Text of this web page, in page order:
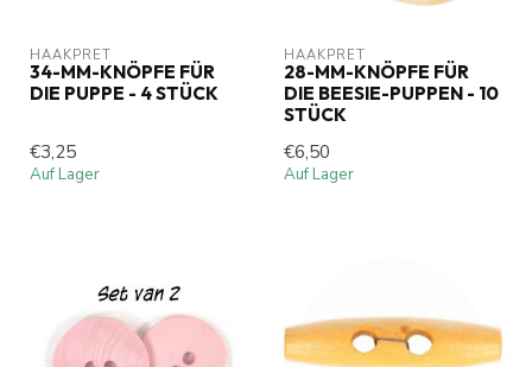
HAAKPRET
34-MM-KNÖPFE FÜR
DIE PUPPE - 4 STÜCK
€3,25
Auf Lager
HAAKPRET
28-MM-KNÖPFE FÜR
DIE BEESIE-PUPPEN - 10
STÜCK
€6,50
Auf Lager